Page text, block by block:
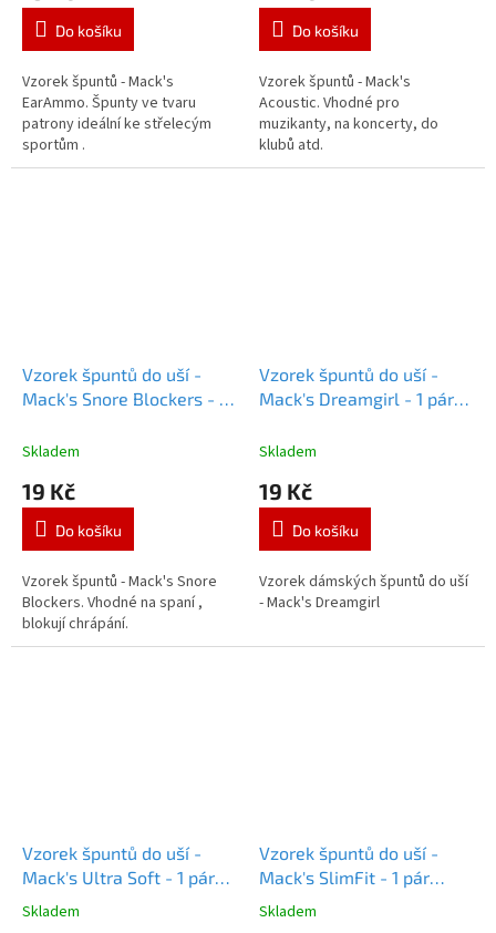
Do košíku
Vzorek špuntů - Mack's
EarAmmo. Špunty ve tvaru
patrony ideální ke střelecým
sportům .
Do košíku
Vzorek špuntů - Mack's
Acoustic. Vhodné pro
muzikanty, na koncerty, do
klubů atd.
Vzorek špuntů do uší -
Mack's Snore Blockers - 1
Blockers
Skladem
19 Kč
Do košíku
Vzorek špuntů - Mack's Snore
Blockers. Vhodné na spaní ,
blokují chrápání.
Vzorek špuntů do uší -
Mack's Dreamgirl - 1 pár
Skladem
19 Kč
Do košíku
Vzorek dámských špuntů do uší
- Mack's Dreamgirl
Vzorek špuntů do uší -
Mack's Ultra Soft - 1 pár
Vzorek Macks Ultra Soft
Průměrné
Skladem
Vzorek špuntů do uší -
Mack's SlimFit - 1 pár
Vzorek Macks SlimFit
Průměrné
Skladem